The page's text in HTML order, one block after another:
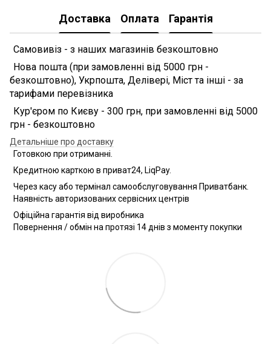
Доставка Оплата Гарантія
Самовивіз - з наших магазинів безкоштовно
Нова пошта (при замовленні від 5000 грн -
безкоштовно), Укрпошта, Делівері, Міст та інші - за
тарифами перевізника
Кур'єром по Києву - 300 грн, при замовленні від 5000
грн - безкоштовно
Детальніше про доставку
Готовкою при отриманні.
Кредитною карткою в приват24, LiqPay.
Через касу або термінал самообслуговування Приватбанк.
Наявність авторизованих сервісних центрів
Офіційна гарантія від виробника
Повернення / обмін на протязі 14 днів з моменту покупки